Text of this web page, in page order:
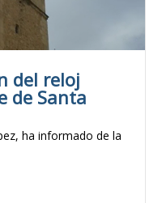
del reloj
de Santa
ha informado de la